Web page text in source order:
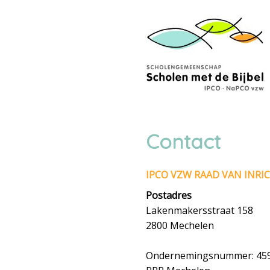
Contact
IPCO VZW RAAD VAN
Postadres
Lakenmakersstraat 158
2800 Mechelen
Ondernemingsnummer: